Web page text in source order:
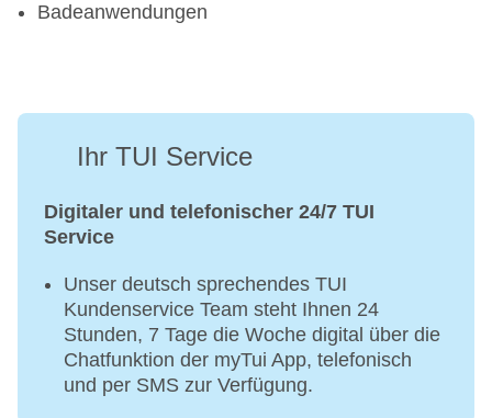
Badeanwendungen
Ihr TUI Service
Digitaler und telefonischer 24/7 TUI
Service
Unser deutsch sprechendes TUI
Kundenservice Team steht Ihnen 24
Stunden, 7 Tage die Woche digital über die
Chatfunktion der myTui App, telefonisch
und per SMS zur Verfügung.